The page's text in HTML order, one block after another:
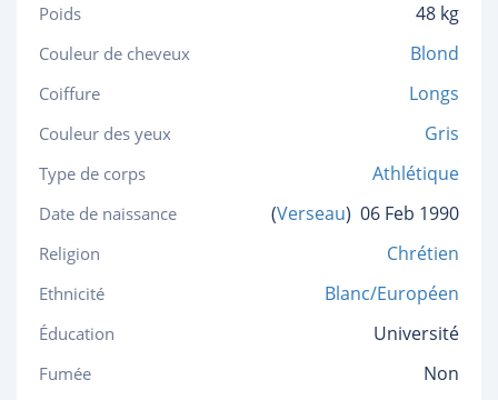
Poids 48 kg
Couleur de cheveux Blond
Coiffure Longs
Couleur des yeux Gris
Type de corps Athlétique
Date de naissance (Verseau) 06 Feb 1990
Religion Chrétien
Ethnicité Blanc/Européen
Éducation Université
Fumée Non